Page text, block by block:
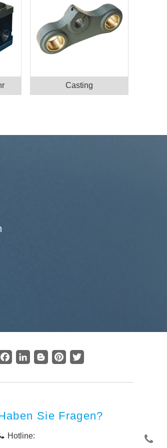
Casting
Facebook
LinkedInBloggerPinterestTwitter
Sie Fragen?
Hotline: